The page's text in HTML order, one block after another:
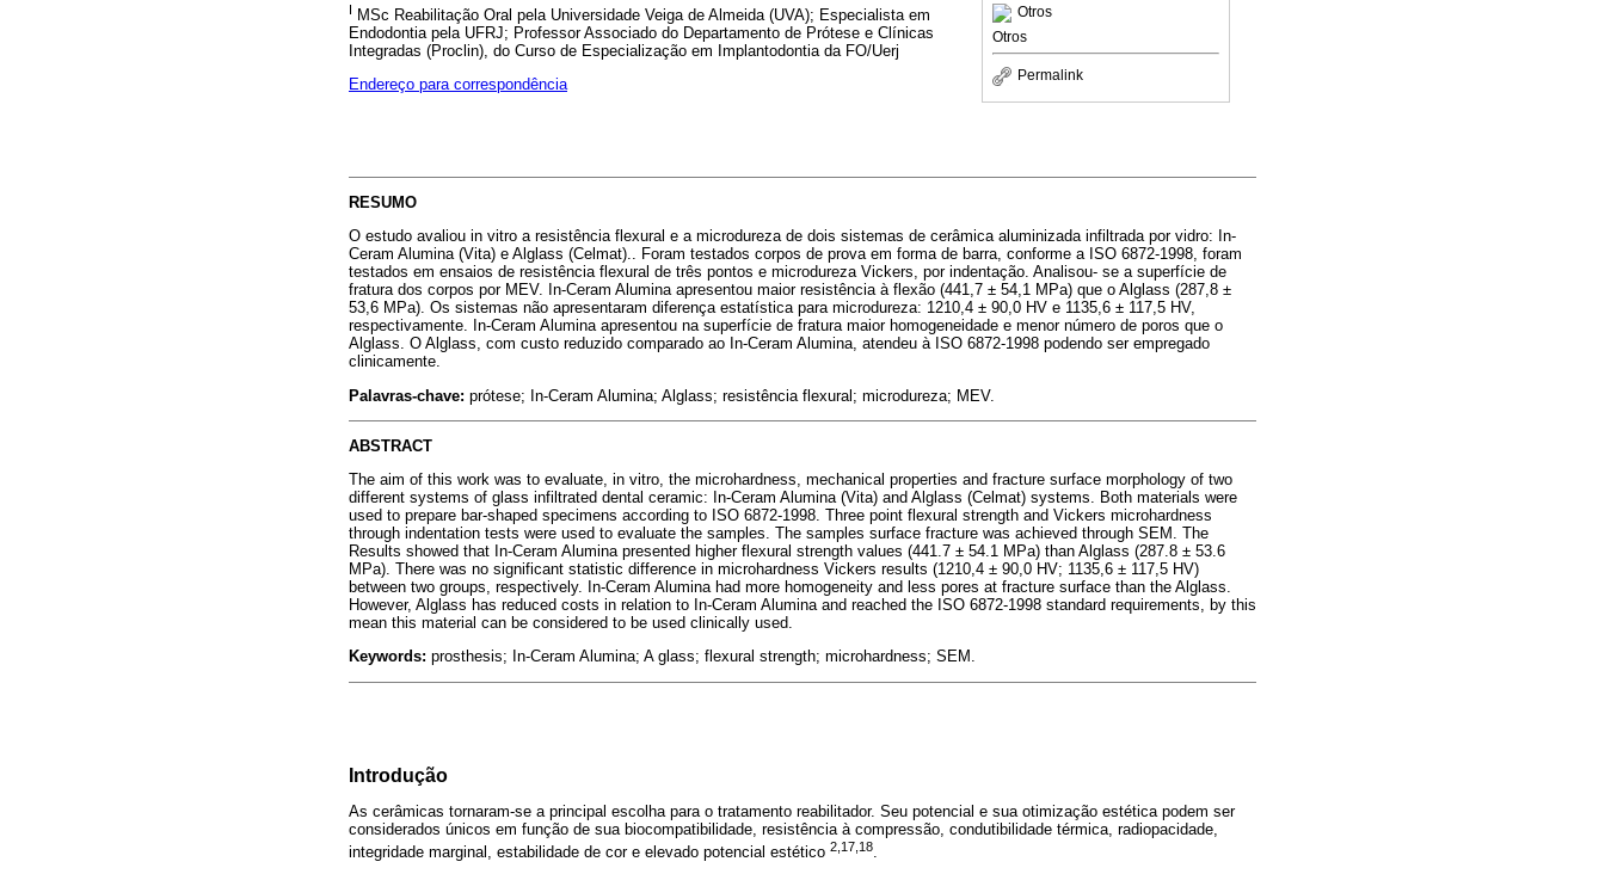
Otros
Otros
Permalink
I MSc Reabilitação Oral pela Universidade Veiga de Almeida (UVA); Especialista em
Endodontia pela UFRJ; Professor Associado do Departamento de Prótese e Clínicas
Integradas (Proclin), do Curso de Especialização em Implantodontia da FO/Uerj
Endereço para correspondência
RESUMO
O estudo avaliou in vitro a resistência flexural e a microdureza de dois sistemas de cerâmica aluminizada infiltrada por vidro: In-
Ceram Alumina (Vita) e Alglass (Celmat).. Foram testados corpos de prova em forma de barra, conforme a ISO 6872-1998, foram
testados em ensaios de resistência flexural de três pontos e microdureza Vickers, por indentação. Analisou- se a superfície de
fratura dos corpos por MEV. In-Ceram Alumina apresentou maior resistência à flexão (441,7 ± 54,1 MPa) que o Alglass (287,8 ±
53,6 MPa). Os sistemas não apresentaram diferença estatística para microdureza: 1210,4 ± 90,0 HV e 1135,6 ± 117,5 HV,
respectivamente. In-Ceram Alumina apresentou na superfície de fratura maior homogeneidade e menor número de poros que o
Alglass. O Alglass, com custo reduzido comparado ao In-Ceram Alumina, atendeu à ISO 6872-1998 podendo ser empregado
clinicamente.
Palavras-chave: prótese; In-Ceram Alumina; Alglass; resistência flexural; microdureza; MEV.
ABSTRACT
The aim of this work was to evaluate, in vitro, the microhardness, mechanical properties and fracture surface morphology of two
different systems of glass infiltrated dental ceramic: In-Ceram Alumina (Vita) and Alglass (Celmat) systems. Both materials were
used to prepare bar-shaped specimens according to ISO 6872-1998. Three point flexural strength and Vickers microhardness
through indentation tests were used to evaluate the samples. The samples surface fracture was achieved through SEM. The
Results showed that In-Ceram Alumina presented higher flexural strength values (441.7 ± 54.1 MPa) than Alglass (287.8 ± 53.6
MPa). There was no significant statistic difference in microhardness Vickers results (1210,4 ± 90,0 HV; 1135,6 ± 117,5 HV)
between two groups, respectively. In-Ceram Alumina had more homogeneity and less pores at fracture surface than the Alglass.
However, Alglass has reduced costs in relation to In-Ceram Alumina and reached the ISO 6872-1998 standard requirements, by this
mean this material can be considered to be used clinically used.
Keywords: prosthesis; In-Ceram Alumina; A glass; flexural strength; microhardness; SEM.
Introdução
As cerâmicas tornaram-se a principal escolha para o tratamento reabilitador. Seu potencial e sua otimização estética podem ser
considerados únicos em função de sua biocompatibilidade, resistência à compressão, condutibilidade térmica, radiopacidade,
integridade marginal, estabilidade de cor e elevado potencial estético 2,17,18